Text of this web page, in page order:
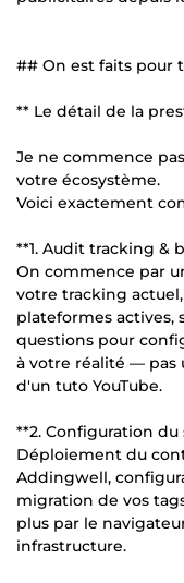
## On est faits pour
** Le détail de la
Je ne commence
votre écosystème.
Voici exactement
**1. Audit tracking &
On commence par
votre tracking
plateformes actives,
questions pour
à votre réalité — pas
d'un tuto YouTube.
**2. Configuration du
Déploiement du
Addingwell,
migration de vos
plus par le
infrastructure.